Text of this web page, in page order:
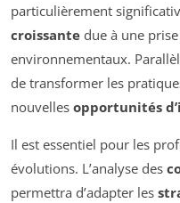
particulièrement
croissante due à une
environnementaux.
de transformer les
nouvelles opportunités
Il est essentiel pour les
évolutions. L’analyse des
permettra d’adapter les